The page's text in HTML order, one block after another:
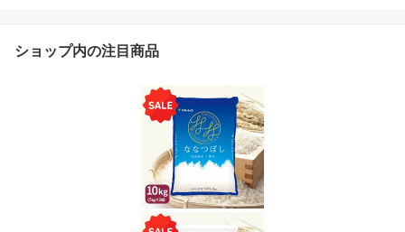
ショップ内の注目商品